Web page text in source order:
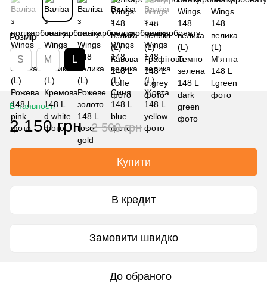
Розмір
S M L
В наявності
2 150 грн 2 500 грн
Купити
В кредит
Замовити швидко
До обраного